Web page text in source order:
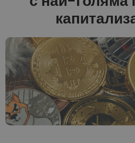
...днес щеше да струва
Интелигентни портфолиа
Интелигентен начин за инвестиране в
Kriptomat Портфейл
Сигурен и опростен портфейл за
Инвестиционен изследовател
Намери своята крипто стратегия
KriptoEarn
Печелете награди с вашата
Трезор